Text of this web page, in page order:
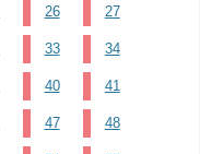
26 27
33 34
40 41
47 48